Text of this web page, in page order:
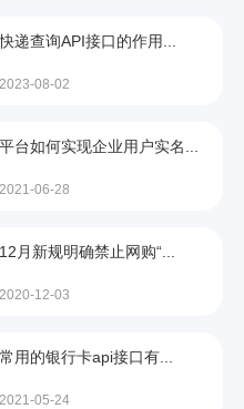
快递查询API接口的作用...
2023-08-02
平台如何实现企业用户实名...
2021-06-28
12月新规明确禁止网购“...
2020-12-03
常用的银行卡api接口有...
2021-05-24